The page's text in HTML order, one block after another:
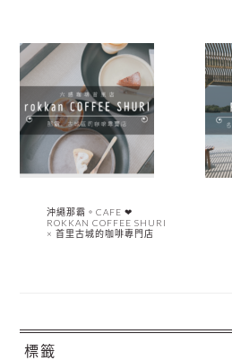
沖繩那霸。CAFE ❤︎
ROKKAN COFFEE SHURI
× 首里古城的咖啡專門店
標籤